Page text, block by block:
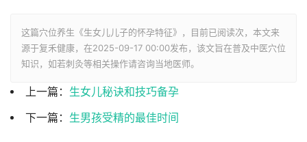
这篇穴位养生《生女儿儿子的怀孕特征》，目前已阅读次，本文来
源于复禾健康，在2025-09-17 00:00发布，该文旨在普及中医穴位
知识，如若刺灸等相关操作请咨询当地医师。
上一篇： 生女儿秘诀和技巧备孕
下一篇： 生男孩受精的最佳时间